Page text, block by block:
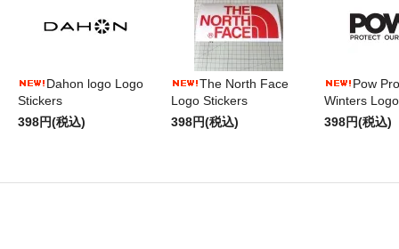
Dahon logo Logo
Stickers
398円(税込)
The North Face
Logo Stickers
398円(税込)
Pow
Winters
398円(税込)